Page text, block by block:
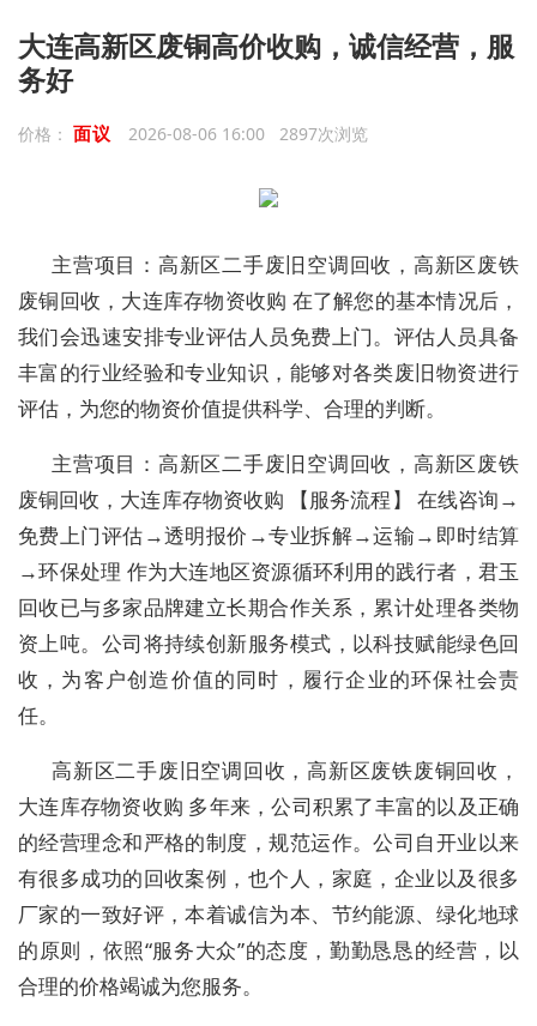
大连高新区废铜高价收购，诚信经营，服
务好
价格： 面议 2026-08-06 16:00 2897次浏览
主营项目：高新区二手废旧空调回收，高新区废铁
废铜回收，大连库存物资收购 在了解您的基本情况后，
我们会迅速安排专业评估人员免费上门。评估人员具备
丰富的行业经验和专业知识，能够对各类废旧物资进行
评估，为您的物资价值提供科学、合理的判断。
主营项目：高新区二手废旧空调回收，高新区废铁
废铜回收，大连库存物资收购 【服务流程】 在线咨询→
免费上门评估→透明报价→专业拆解→运输→即时结算
→环保处理 作为大连地区资源循环利用的践行者，君玉
回收已与多家品牌建立长期合作关系，累计处理各类物
资上吨。公司将持续创新服务模式，以科技赋能绿色回
收，为客户创造价值的同时，履行企业的环保社会责
任。
高新区二手废旧空调回收，高新区废铁废铜回收，
大连库存物资收购 多年来，公司积累了丰富的以及正确
的经营理念和严格的制度，规范运作。公司自开业以来
有很多成功的回收案例，也个人，家庭，企业以及很多
厂家的一致好评，本着诚信为本、节约能源、绿化地球
的原则，依照“服务大众”的态度，勤勤恳恳的经营，以
合理的价格竭诚为您服务。